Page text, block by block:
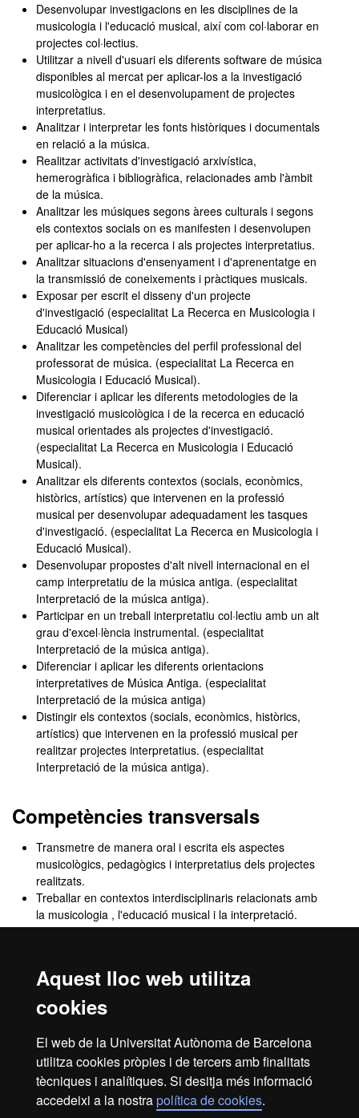
Aquest lloc web utilitza
cookies
El web de la Universitat Autònoma de Barcelona
utilitza cookies pròpies i de tercers amb finalitats
tècniques i analítiques. Si desitja més informació
accedeixi a la nostrapolítica de cookies.
Desenvolupar investigacions en les disciplines de la
musicologia i l'educació musical, així com col·laborar en
projectes col·lectius.
Utilitzar a nivell d'usuari els diferents software de música
disponibles al mercat per aplicar-los a la investigació
musicològica i en el desenvolupament de projectes
interpretatius.
Analitzar i interpretar les fonts històriques i documentals
en relació a la música.
Realitzar activitats d'investigació arxivística,
hemerogràfica i bibliogràfica, relacionades amb l'àmbit
de la música.
Analitzar les músiques segons àrees culturals i segons
els contextos socials on es manifesten i desenvolupen
per aplicar-ho a la recerca i als projectes interpretatius.
Analitzar situacions d'ensenyament i d'aprenentatge en
la transmissió de coneixements i pràctiques musicals.
Exposar per escrit el disseny d'un projecte
d'investigació (especialitat La Recerca en Musicologia i
Educació Musical)
Analitzar les competències del perfil professional del
professorat de música. (especialitat La Recerca en
Musicologia i Educació Musical).
Diferenciar i aplicar les diferents metodologies de la
investigació musicològica i de la recerca en educació
musical orientades als projectes d'investigació.
(especialitat La Recerca en Musicologia i Educació
Musical).
Analitzar els diferents contextos (socials, econòmics,
històrics, artístics) que intervenen en la professió
musical per desenvolupar adequadament les tasques
d'investigació. (especialitat La Recerca en Musicologia i
Educació Musical).
Desenvolupar propostes d'alt nivell internacional en el
camp interpretatiu de la música antiga. (especialitat
Interpretació de la música antiga).
Participar en un treball interpretatiu col·lectiu amb un alt
grau d'excel·lència instrumental. (especialitat
Interpretació de la música antiga).
Diferenciar i aplicar les diferents orientacions
interpretatives de Música Antiga. (especialitat
Interpretació de la música antiga)
Distingir els contextos (socials, econòmics, històrics,
artístics) que intervenen en la professió musical per
realitzar projectes interpretatius. (especialitat
Interpretació de la música antiga).
Competències transversals
Transmetre de manera oral i escrita els aspectes
musicològics, pedagògics i interpretatius dels projectes
realitzats.
Treballar en contextos interdisciplinaris relacionats amb
la musicologia , l'educació musical i la interpretació.
Demostrar habilitats d'autoaprenentatge en l'àmbit
Aplicar la capacitat crítica en projectes d'investigació
musicològica i en projectes interpretatius.
Plantejar propostes innovadores en projectes
Desenvolupar la capacitat d'avaluar les desigualtats per
motius de sexe i gènere per al disseny de solucions.